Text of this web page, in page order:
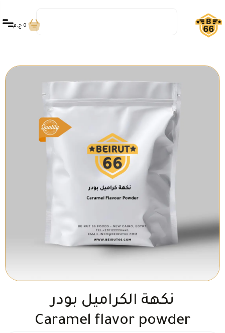
0 ج.م
نكهة الكراميل بودر
Caramel flavor powder